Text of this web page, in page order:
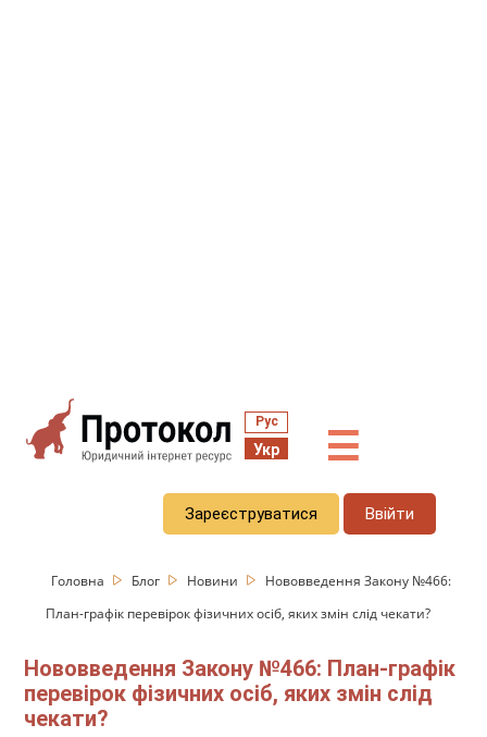
Рус
Укр ☰
Зареєструватися Ввійти
Головна Блог Новини
Нововведення Закону №466:
План-графік перевірок фізичних осіб, яких змін слід чекати?
Нововведення Закону №466: План-графік
перевірок фізичних осіб, яких змін слід
чекати?